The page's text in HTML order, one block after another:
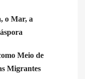
o Mar, a
Meio de
Migrantes